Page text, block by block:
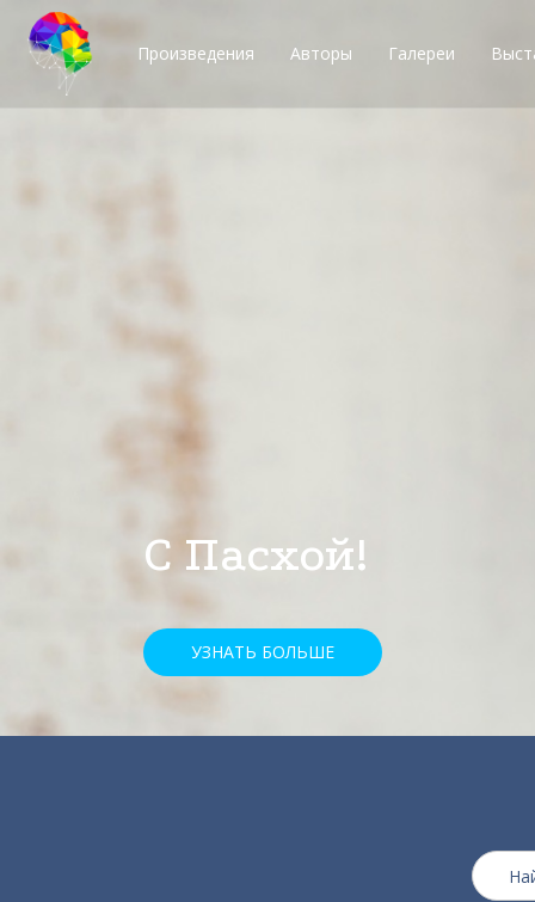
Произведения Авторы Галереи
скидкой 25%
УЗНАТЬ БОЛЬШЕ